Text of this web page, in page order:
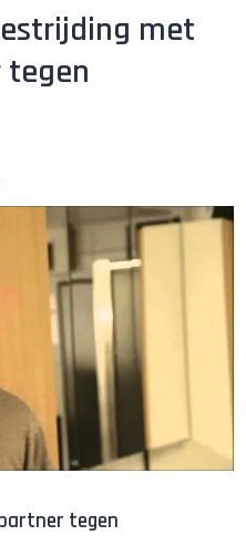
met
tegen
tegen